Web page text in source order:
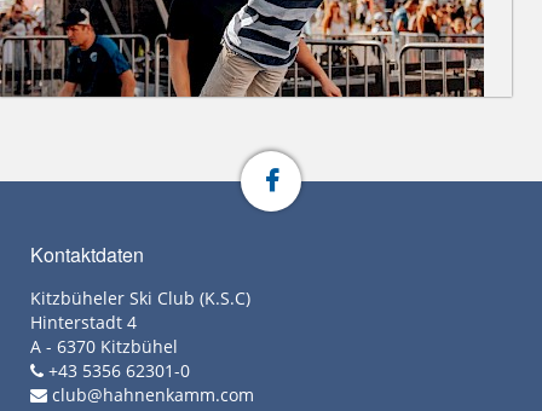
Kontaktdaten
Kitzbüheler Ski Club (K.S.C)
Hinterstadt 4
A - 6370 Kitzbühel
+43 5356 62301-0
club@hahnenkamm.com